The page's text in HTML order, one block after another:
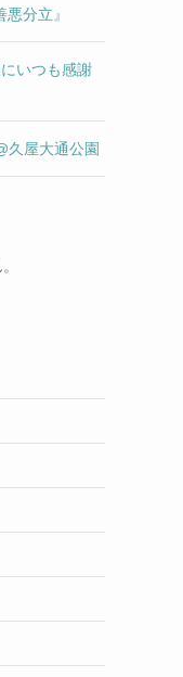
分立』
いつも感謝
屋大通公園